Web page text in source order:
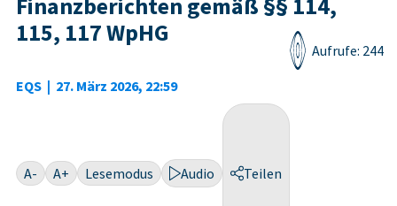
115, 117 WpHG
EQS | 27. März 2026, 22:59
Aufrufe: 244
A- A+ Lesemodus Audio Teilen